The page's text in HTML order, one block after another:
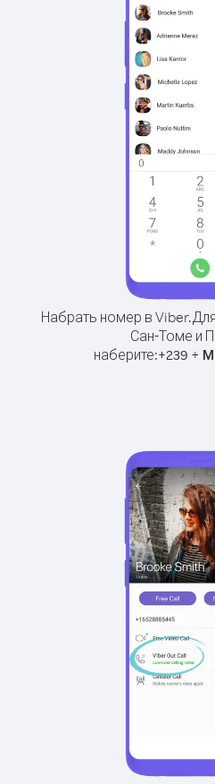
Набрать номер в Viber.
Сан-Томе и
наберите:+239 +